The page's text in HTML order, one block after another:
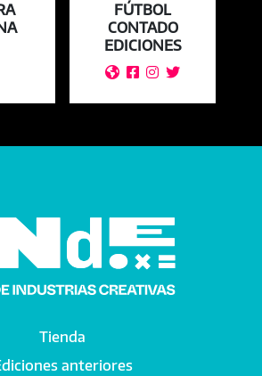
FÚTBOL
CONTADO
EDICIONES
   
Tienda
anteriores